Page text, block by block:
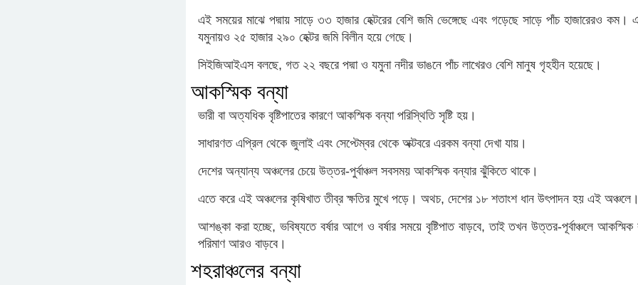
এই সময়ের মাঝে পদ্মায় সাড়ে ৩৩ হাজার হেক্টরের বেশি জমি ভেঙ্গেছে এবং গড়েছে সাড়ে পাঁচ হাজারেরও কম।
যমুনায়ও ২৫ হাজার ২৯০ হেক্টর জমি বিলীন হয়ে গেছে।
সিইজিআইএস বলছে, গত ২২ বছরে পদ্মা ও যমুনা নদীর ভাঙনে পাঁচ লাখেরও বেশি মানুষ গৃহহীন হয়েছে।
আকস্মিক বন্যা
ভারী বা অত্যধিক বৃষ্টিপাতের কারণে আকস্মিক বন্যা পরিস্থিতি সৃষ্টি হয়।
সাধারণত এপ্রিল থেকে জুলাই এবং সেপ্টেম্বর থেকে অক্টবরে এরকম বন্যা দেখা যায়।
দেশের অন্যান্য অঞ্চলের চেয়ে উত্তর-পুর্বাঞ্চল সবসময় আকস্মিক বন্যার ঝুঁকিতে থাকে।
এতে করে এই অঞ্চলের কৃষিখাত তীব্র ক্ষতির মুখে পড়ে। অথচ, দেশের ১৮ শতাংশ ধান উৎপাদন হয় এই অঞ্চলে।
আশঙ্কা করা হচ্ছে, ভবিষ্যতে বর্ষার আগে ও বর্ষার সময়ে বৃষ্টিপাত বাড়বে, তাই তখন উত্তর-পূর্বাঞ্চলে আকস্মিক
পরিমাণ আরও বাড়বে।
শহরাঞ্চলের বন্যা